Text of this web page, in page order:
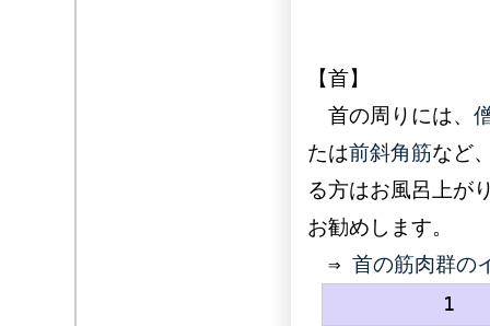
【首】
首の周りには、
たは前斜角筋など
る方はお風呂上が
お勧めします。
⇒ 首の筋肉群の
1